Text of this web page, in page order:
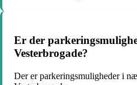
Er der
Vesterbrogade?
Der er parkeringsmuligheder i